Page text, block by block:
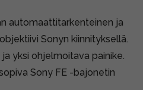
automaattitarkenteinen ja
Sonyn kiinnityksellä.
yksi ohjelmoitava painike.
Sony FE -bajonetin